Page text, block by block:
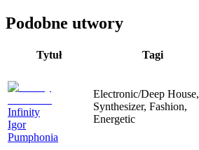
Podobne utwory
Tytuł Tagi
Infinity
Igor
Pumphonia
Electronic/Deep House,
Synthesizer, Fashion,
Energetic